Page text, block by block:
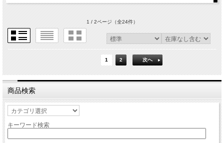
1 / 2ページ（全24件）
1 2 次へ
商品検索
キーワード検索